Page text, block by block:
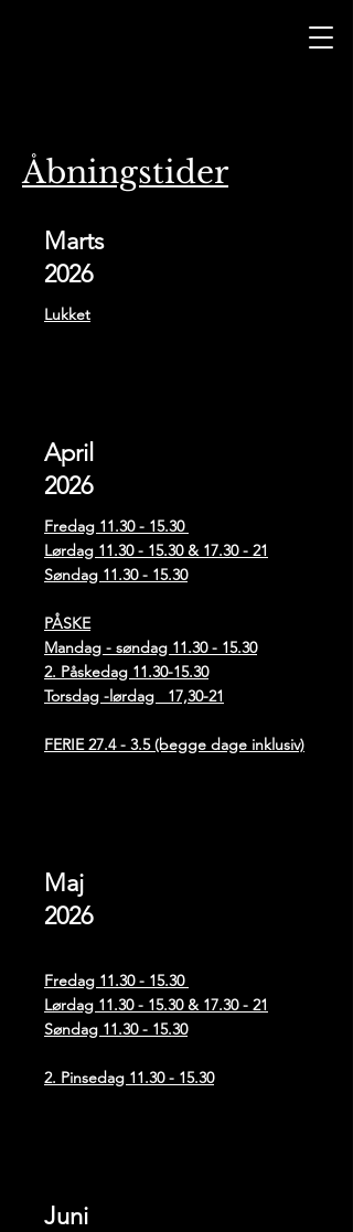
Åbningstider
Marts
2026
Lukket
April
2026
Fredag 11.30 - 15.30
Lørdag 11.30 - 15.30& 17.30 - 21
Søndag 11.30 - 15.30
PÅSKE
Mandag - søndag 11.30 - 15.30
2. Påskedag 11.30-15.30
Torsdag -lørdag 17,30-21
FERIE 27.4 - 3.5 (begge dage inklusiv)
Maj
2026
Fredag 11.30 - 15.30
Lørdag 11.30 - 15.30& 17.30 - 21
Søndag 11.30 - 15.30
2. Pinsedag 11.30 - 15.30
Juni